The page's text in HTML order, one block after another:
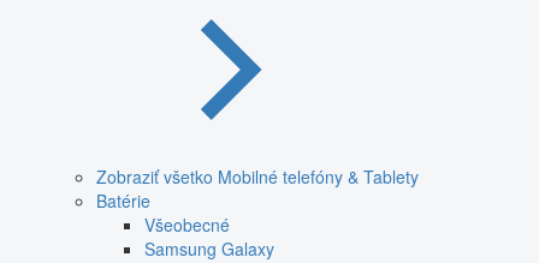
Zobraziť všetko Mobilné telefóny & Tablety
Batérie
Všeobecné
Samsung Galaxy